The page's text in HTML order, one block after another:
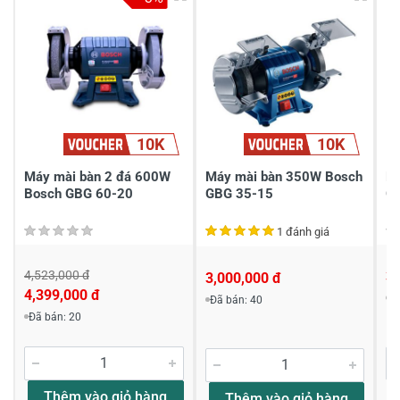
1
-
Chia sẻ nhận xét về sản phẩm
Viết nhận xét của bạn
Viết nhận xét về sản phẩm
Đánh giá sao
10K
Máy mài bàn 2 đá 600W
Bosch GBG 60-20
4,523,000 đ
4,399,000 đ
Đã bán: 20
10K
Máy mài bàn 350W Bosch
GBG 35-15
1 đánh giá
3,000,000 đ
Đã bán: 40